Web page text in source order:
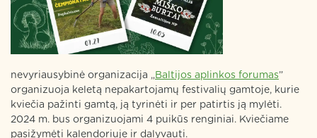
nevyriausybinė organizacija „Baltijos aplinkos forumas”
organizuoja keletą nepakartojamų festivalių gamtoje, kurie
kviečia pažinti gamtą, ją tyrinėti ir per patirtis ją mylėti.
2024 m. bus organizuojami 4 puikūs renginiai. Kviečiame
pasižymėti kalendoriuje ir dalyvauti.